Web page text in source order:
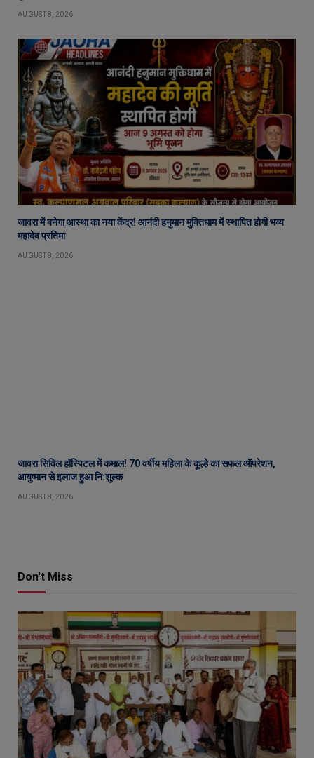
AUGUST 8, 2026
जावरा में बनेगा आस्था का नया केंद्र! आनंदी हनुमान मुक्तिधाम में स्थापित होगी भव्य
महादेव प्रतिमा
AUGUST 8, 2026
जावरा सिविल हॉस्पिटल में कमाल! 70 वर्षीय महिला के कूल्हे का सफल ऑपरेशन,
आयुष्मान से इलाज हुआ नि:शुल्क
AUGUST 8, 2026
Don't Miss